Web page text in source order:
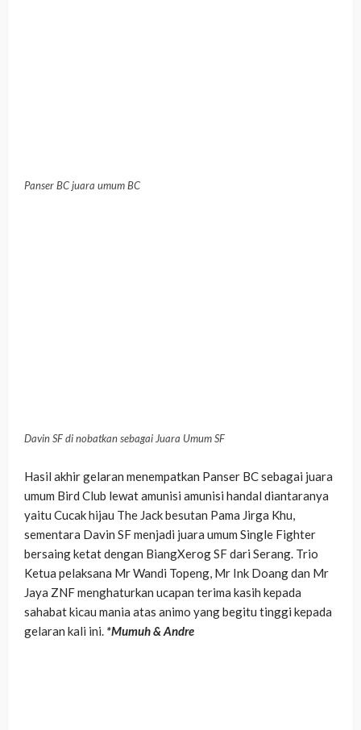
Panser BC juara umum BC
Davin SF di nobatkan sebagai Juara Umum SF
Hasil akhir gelaran menempatkan Panser BC sebagai juara
umum Bird Club lewat amunisi amunisi handal diantaranya
yaitu Cucak hijau The Jack besutan Pama Jirga Khu,
sementara Davin SF menjadi juara umum Single Fighter
bersaing ketat dengan BiangXerog SF dari Serang. Trio
Ketua pelaksana Mr Wandi Topeng, Mr Ink Doang dan Mr
Jaya ZNF menghaturkan ucapan terima kasih kepada
sahabat kicau mania atas animo yang begitu tinggi kepada
gelaran kali ini. *Mumuh & Andre